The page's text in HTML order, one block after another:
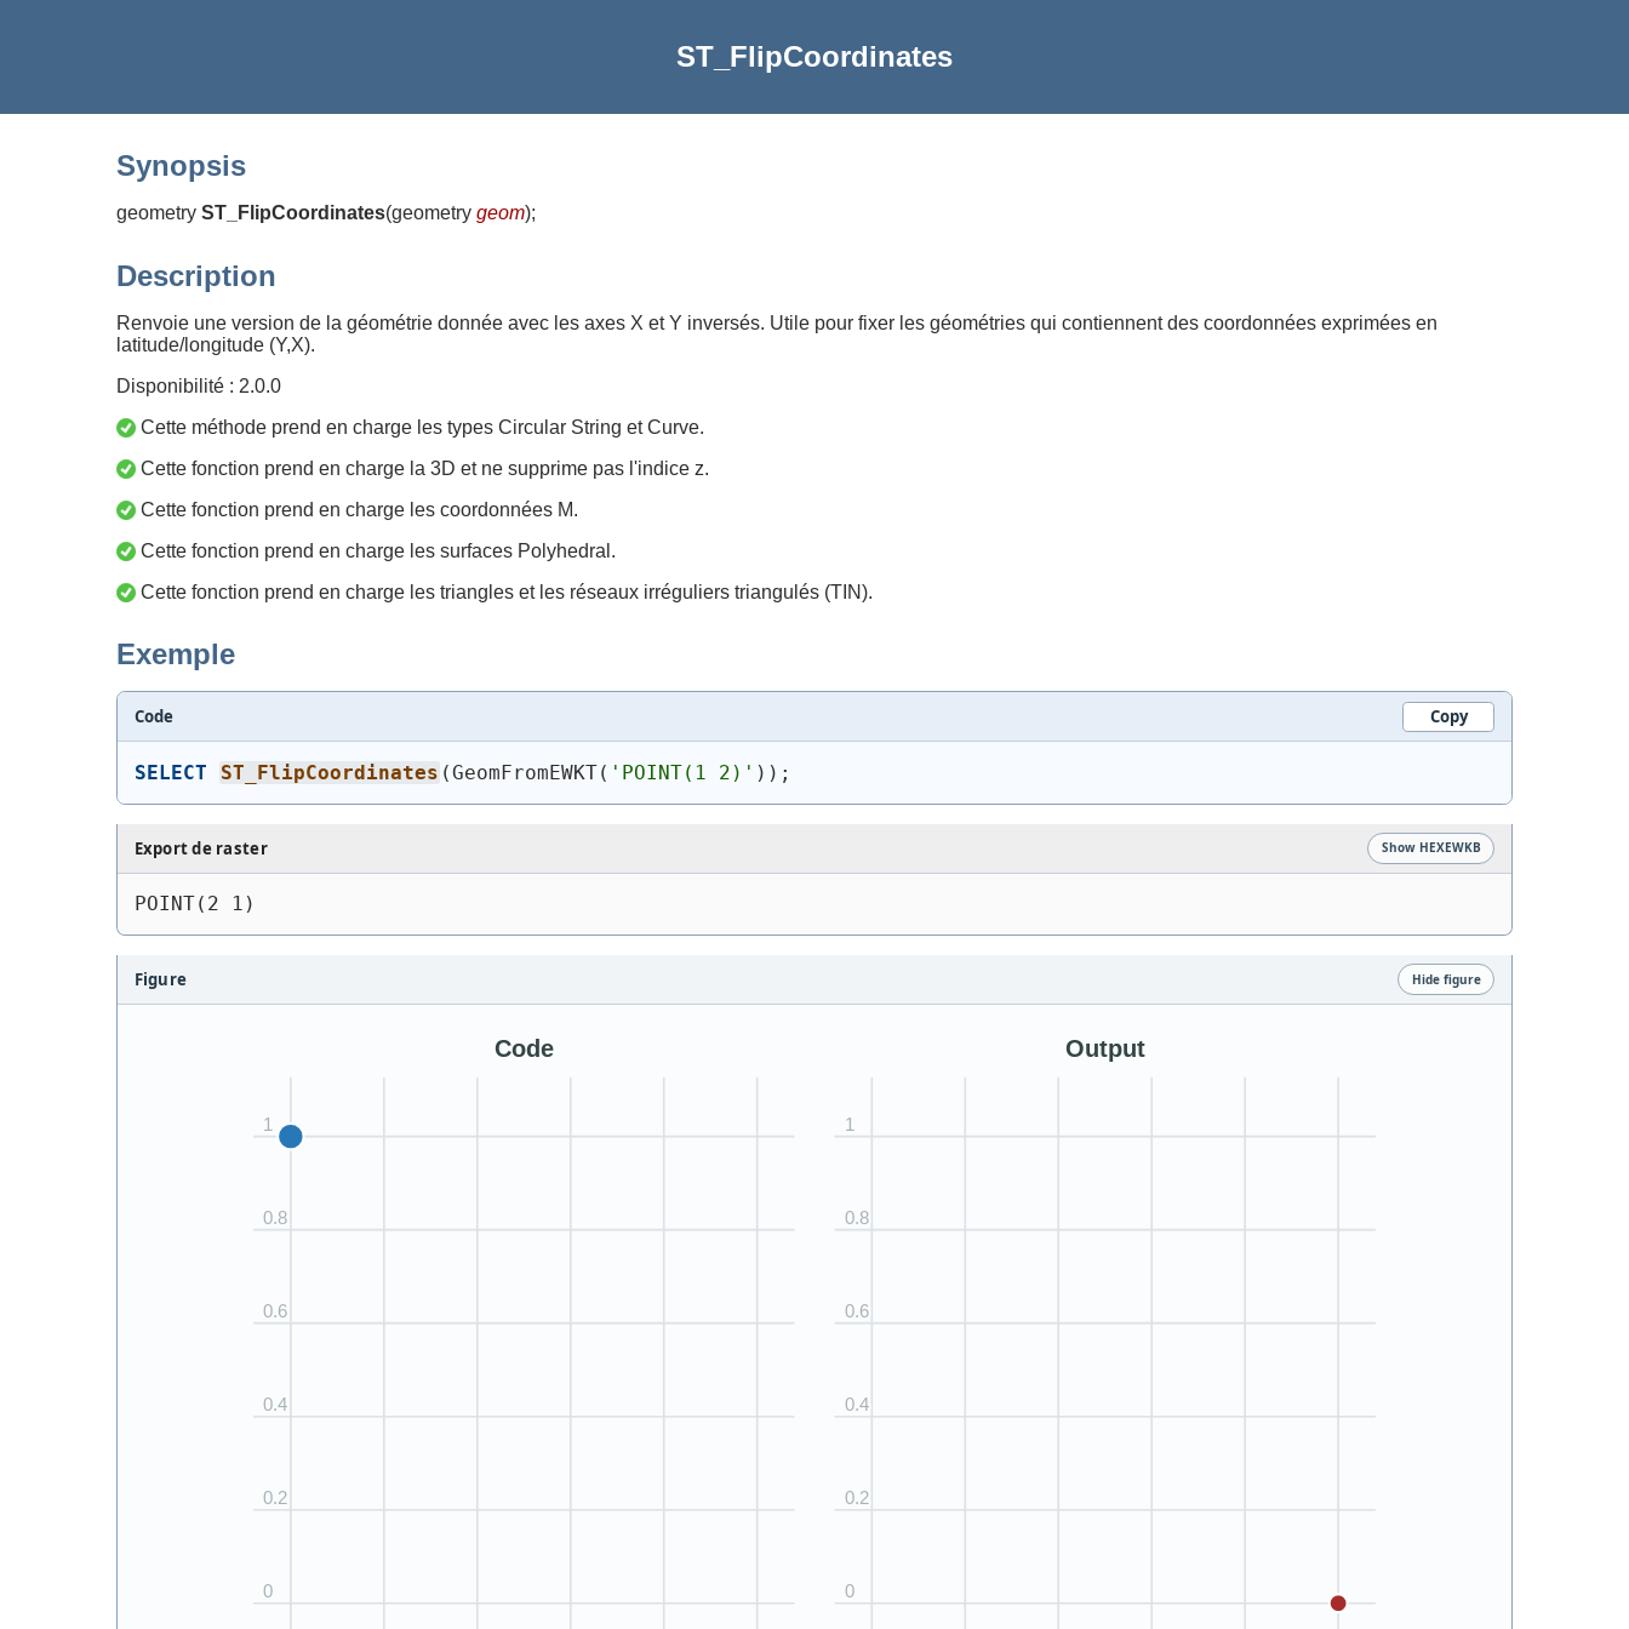
ST_FlipCoordinates
Synopsis
geometry ST_FlipCoordinates(geometry geom);
Description
Renvoie une version de la géométrie donnée avec les axes X et Y inversés. Utile pour fixer les géométries qui contiennent des coordonnées exprimées en
latitude/longitude (Y,X).
Disponibilité : 2.0.0
Cette méthode prend en charge les types Circular String et Curve.
Cette fonction prend en charge la 3D et ne supprime pas l'indice z.
Cette fonction prend en charge les coordonnées M.
Cette fonction prend en charge les surfaces Polyhedral.
Cette fonction prend en charge les triangles et les réseaux irréguliers triangulés (TIN).
Exemple
Code Copy
SELECT ST_FlipCoordinates (GeomFromEWKT( ' POINT(1 2) ' ) ) ;
Export de raster Show HEXEWKB
POINT(2 1)
Figure Hide figure